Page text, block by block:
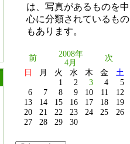
は、写真があるものを中
心に分類されているもの
もあります。
前
2008年
4月
次
日
月 火 水 木 金
土
1
2 3 4
5
6
7 8 9 10 11
12
13
14 15 16 17 18
19
20
21 22 23 24 25
26
27
28 29 30